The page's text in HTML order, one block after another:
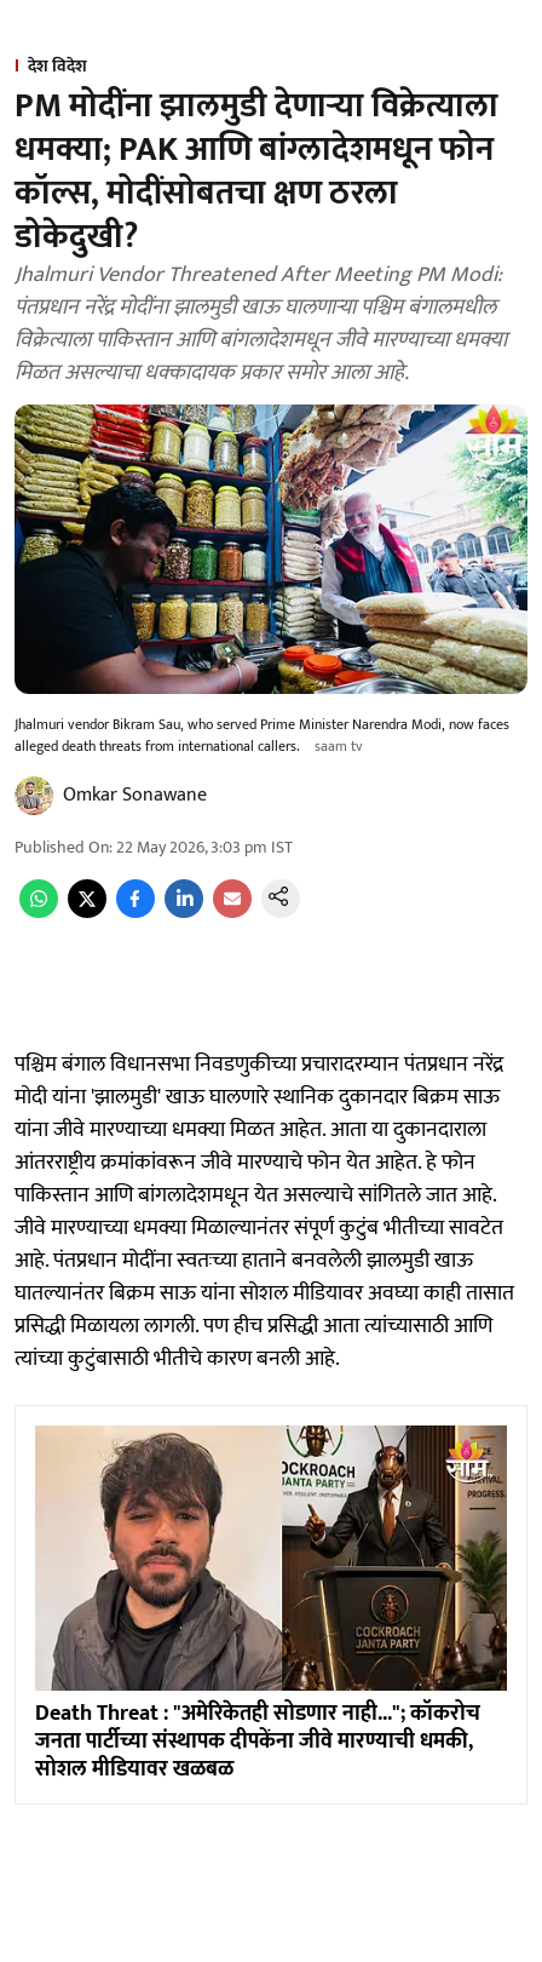
देश विदेश
PM मोदींना झालमुडी देणाऱ्या विक्रेत्याला
धमक्या; PAK आणि बांग्लादेशमधून फोन
कॉल्स, मोदींसोबतचा क्षण ठरला
डोकेदुखी?
Jhalmuri Vendor Threatened After Meeting PM Modi:
पंतप्रधान नरेंद्र मोदींना झालमुडी खाऊ घालणाऱ्या पश्चिम बंगालमधील
विक्रेत्याला पाकिस्तान आणि बांगलादेशमधून जीवे मारण्याच्या धमक्या
मिळत असल्याचा धक्कादायक प्रकार समोर आला आहे.
Jhalmuri vendor Bikram Sau, who served Prime Minister Narendra Modi, now faces
alleged death threats from international callers.
saam tv
Omkar Sonawane
Published On:22 May 2026, 3:03 pm IST
पश्चिम बंगाल विधानसभा निवडणुकीच्या प्रचारादरम्यान पंतप्रधान नरेंद्र
मोदी यांना 'झालमुडी' खाऊ घालणारे स्थानिक दुकानदार बिक्रम साऊ
यांना जीवे मारण्याच्या धमक्या मिळत आहेत. आता या दुकानदाराला
आंतरराष्ट्रीय क्रमांकांवरून जीवे मारण्याचे फोन येत आहेत. हे फोन
पाकिस्तान आणि बांगलादेशमधून येत असल्याचे सांगितले जात आहे.
जीवे मारण्याच्या धमक्या मिळाल्यानंतर संपूर्ण कुटुंब भीतीच्या सावटेत
आहे. पंतप्रधान मोदींना स्वतःच्या हाताने बनवलेली झालमुडी खाऊ
घातल्यानंतर बिक्रम साऊ यांना सोशल मीडियावर अवघ्या काही तासात
प्रसिद्धी मिळायला लागली. पण हीच प्रसिद्धी आता त्यांच्यासाठी आणि
त्यांच्या कुटुंबासाठी भीतीचे कारण बनली आहे.
Death Threat : "अमेरिकेतही सोडणार नाही..."; कॉकरोच
जनता पार्टीच्या संस्थापक दीपकेंना जीवे मारण्याची धमकी,
सोशल मीडियावर खळबळ